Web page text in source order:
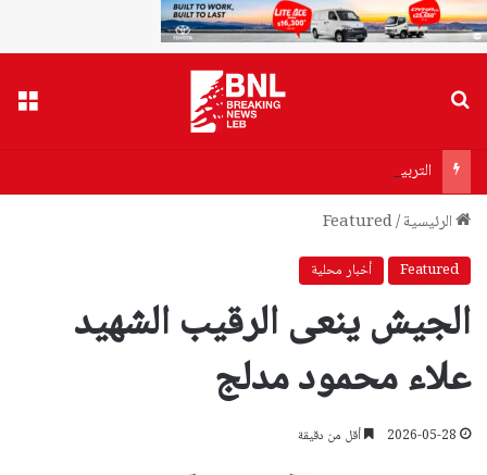
التربية توضّح آلية الامتحان السريري لكولوكيوم الطب العام
الرئيسية/
Featured
Featured أخبار محلية
الجيش ينعى الرقيب الشهيد
علاء محمود مدلج
2026-05-28 أقل من دقيقة